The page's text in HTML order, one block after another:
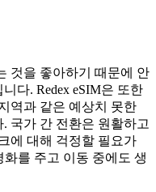
것을 좋아하기 때문에 안
다. Redex eSIM은 또한
역과 같은 예상치 못한
국가 간 전환은 원활하고
에 대해 걱정할 필요가
화를 주고 이동 중에도 생